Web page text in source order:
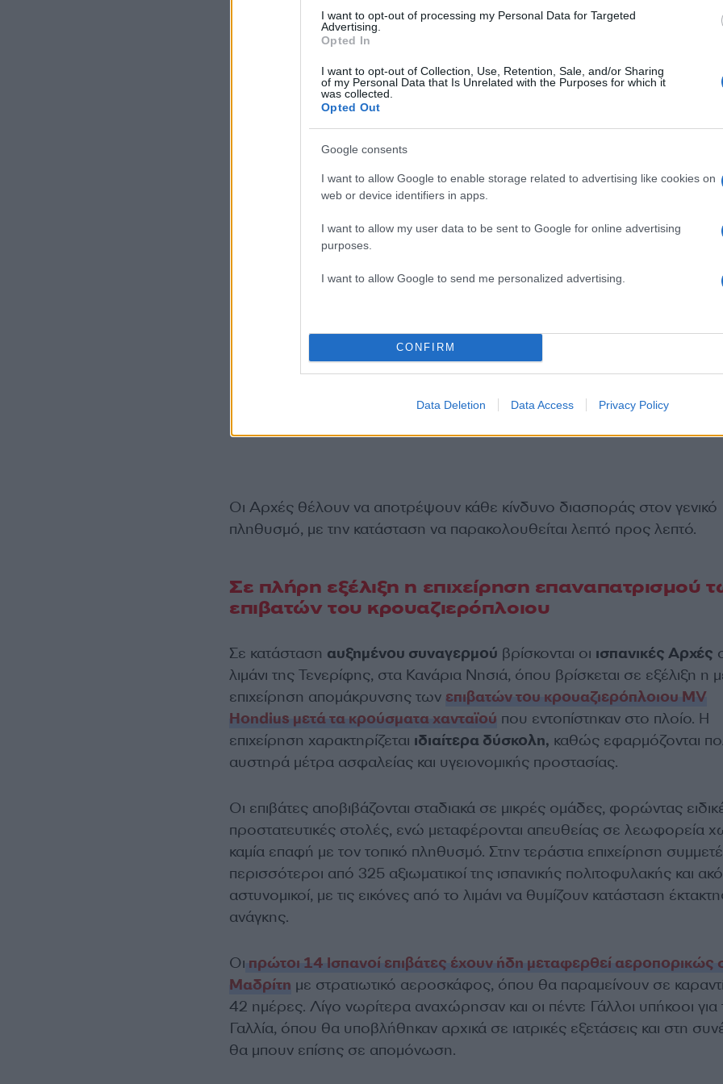
I want to opt-out of processing my Personal Data for Targeted
Advertising.
Opted In
I want to opt-out of Collection, Use, Retention, Sale, and/or Sharing
of my Personal Data that Is Unrelated with the Purposes for which it
was collected.
Opted Out
Google consents
I want to allow Google to enable storage related to advertising like cookies on
web or device identifiers in apps.
I want to allow my user data to be sent to Google for online advertising
purposes.
I want to allow Google to send me personalized advertising.
CONFIRM
Data Deletion Data Access Privacy Policy
Οι Αρχές θέλουν να αποτρέψουν κάθε κίνδυνο διασποράς στον γενικό
πληθυσμό, με την κατάσταση να παρακολουθείται λεπτό προς λεπτό.
Σε πλήρη εξέλιξη η επιχείρηση επαναπατρισμού
επιβατών του κρουαζιερόπλοιου
Σε κατάσταση αυξημένου συναγερμού βρίσκονται οι ισπανικές Αρχές
λιμάνι της Τενερίφης, στα Κανάρια Νησιά, όπου βρίσκεται σε εξέλιξη η
επιχείρηση απομάκρυνσης των επιβατών του κρουαζιερόπλοιου MV
Hondius μετά τα κρούσματα χανταϊού που εντοπίστηκαν στο πλοίο. Η
επιχείρηση χαρακτηρίζεται ιδιαίτερα δύσκολη, καθώς εφαρμόζονται
αυστηρά μέτρα ασφαλείας και υγειονομικής προστασίας.
Οι επιβάτες αποβιβάζονται σταδιακά σε μικρές ομάδες, φορώντας
προστατευτικές στολές, ενώ μεταφέρονται απευθείας σε λεωφορεία
καμία επαφή με τον τοπικό πληθυσμό. Στην τεράστια επιχείρηση
περισσότεροι από 325 αξιωματικοί της ισπανικής πολιτοφυλακής και
αστυνομικοί, με τις εικόνες από το λιμάνι να θυμίζουν κατάσταση
ανάγκης.
Οι πρώτοι 14 Ισπανοί επιβάτες έχουν ήδη μεταφερθεί αεροπορικώς
Μαδρίτη με στρατιωτικό αεροσκάφος, όπου θα παραμείνουν σε
42 ημέρες. Λίγο νωρίτερα αναχώρησαν και οι πέντε Γάλλοι υπήκοοι για
Γαλλία, όπου θα υποβλήθηκαν αρχικά σε ιατρικές εξετάσεις και στη
θα μπουν επίσης σε απομόνωση.